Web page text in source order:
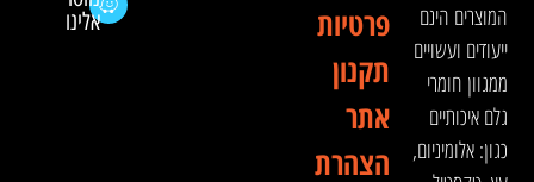
המוצרים הינם
ייעודים ועשויים
ממגוון חומרי
גלם איכותיים
כגון: אלומיניום,
פרטיות
תקנון
אתר
הצהרת
אלינו